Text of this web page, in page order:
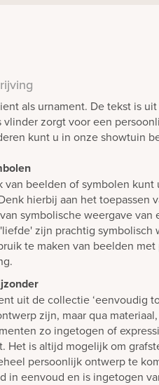
als urnament. De tekst is
vlinder zorgt voor een
kunt u in onze showtuin
van beelden of symbolen
hierbij aan het toepassen
symbolische weergave van
zijn prachtig symbolisch
te maken van beelden
uit de collectie ‘eenvoudig
zijn, maar qua
zo ingetogen of
Het is altijd mogelijk om
persoonlijk ontwerp te
in eenvoud en is ingetogen